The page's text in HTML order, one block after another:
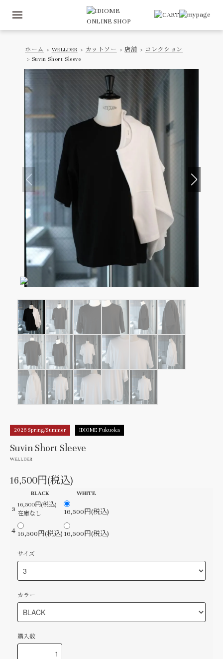
ホーム > WELLDER > カットソー > 店舗 > コレクション
> Suvin Short Sleeve
2026 Spring/Summer IDIOME Fukuoka
Suvin Short Sleeve
WELLDER
16,500円(税込)
BLACK WHITE
3
16,500円(税込)
在庫なし
16,500円(税込)
４ 16,500円(税込) 16,500円(税込)
サイズ
カラー
購入数